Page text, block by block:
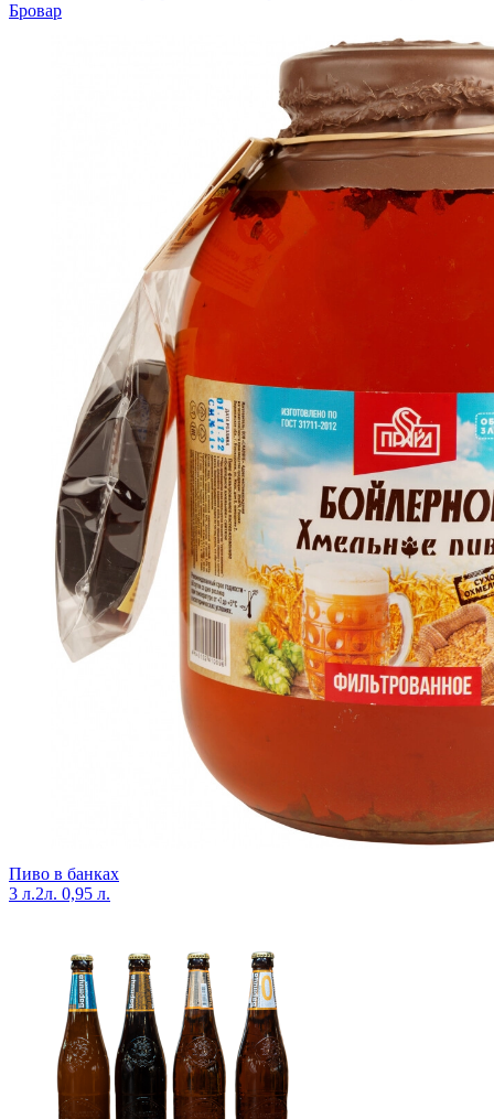
Бровар
Пиво в банках
3 л.2л. 0,95 л.